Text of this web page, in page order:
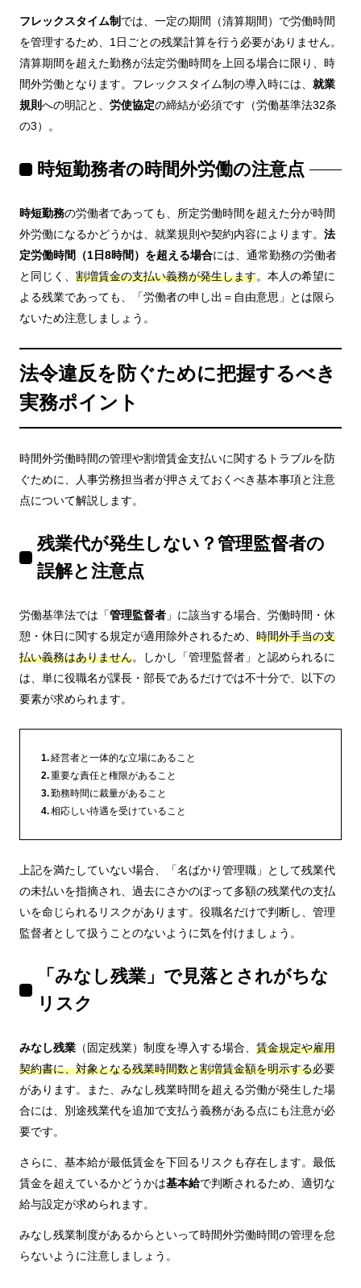
フレックスタイム制 では、一定の期間（清算期間）で労働時間
を管理するため、1日ごとの残業計算を行う必要がありません。
清算期間を超えた勤務が法定労働時間を上回る場合に限り、時
間外労働となります。フレックスタイム制の導入時には、 就業
規則への明記と、 労使協定の締結が必須です（労働基準法32条
の3）。
時短勤務者の時間外労働の注意点
時短勤務の労働者であっても、所定労働時間を超えた分が時間
外労働になるかどうかは、就業規則や契約内容によります。 法
定労働時間（1日8時間）を超える場合には、通常勤務の労働者
と同じく、 割増賃金の支払い義務が発生します。本人の希望に
よる残業であっても、「労働者の申し出＝自由意思」とは限ら
ないため注意しましょう。
法令違反を防ぐために把握するべき
実務ポイント
時間外労働時間の管理や割増賃金支払いに関するトラブルを防
ぐために、人事労務担当者が押さえておくべき基本事項と注意
点について解説します。
残業代が発生しない？管理監督者の
誤解と注意点
労働基準法では「管理監督者 」に該当する場合、労働時間・休
憩・休日に関する規定が適用除外されるため、 時間外手当の支
払い義務はありません。しかし「管理監督者」と認められるに
は、単に役職名が課長・部長であるだけでは不十分で、以下の
要素が求められます。
経営者と一体的な立場にあること
重要な責任と権限があること
勤務時間に裁量があること
相応しい待遇を受けていること
上記を満たしていない場合、「名ばかり管理職」として残業代
の未払いを指摘され、過去にさかのぼって多額の残業代の支払
いを命じられるリスクがあります。役職名だけで判断し、管理
監督者として扱うことのないように気を付けましょう。
「みなし残業」で見落とされがちな
リスク
みなし残業 （固定残業）制度を導入する場合、 賃金規定や雇用
契約書に、対象となる残業時間数と割増賃金額を明示する必要
があります。また、みなし残業時間を超える労働が発生した場
合には、別途残業代を追加で支払う義務がある点にも注意が必
要です。
さらに、基本給が最低賃金を下回るリスクも存在します。最低
賃金を超えているかどうかは基本給で判断されるため、適切な
給与設定が求められます。
みなし残業制度があるからといって時間外労働時間の管理を怠
らないように注意しましょう。